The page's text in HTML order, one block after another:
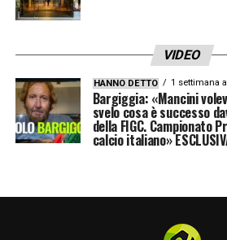
VIDEO
HANNO DETTO 1 settimana
Bargiggia: «Mancini
svelo cosa è successo
della FIGC. Campionato
calcio italiano»